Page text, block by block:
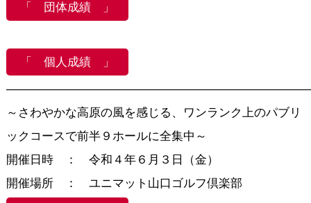
「 団体成績 」
「 個人成績 」
～さわやかな高原の風を感じる、ワンランク上のパブリ
ックコースで前半９ホールに全集中～
開催日時 ： 令和４年６月３日（金）
開催場所 ： ユニマット山口ゴルフ倶楽部